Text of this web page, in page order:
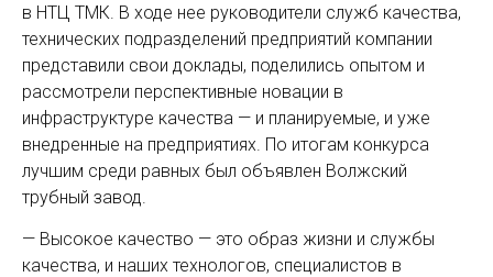
в НТЦ ТМК. В ходе нее руководители служб качества,
технических подразделений предприя­тий компании
представили свои доклады, поделились опытом и
рассмотрели перспективные новации в
инфраструктуре качества — и планируемые, и уже
внедренные на предприятиях. По итогам конкурса
лучшим среди равных был объявлен Волжский
трубный завод.
— Высокое качество — это образ жизни и службы
качества, и наших технологов, специалистов в